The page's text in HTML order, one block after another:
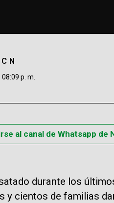
08:09 p. m.
al canal de Whatsapp de
durante los
y cientos de familias